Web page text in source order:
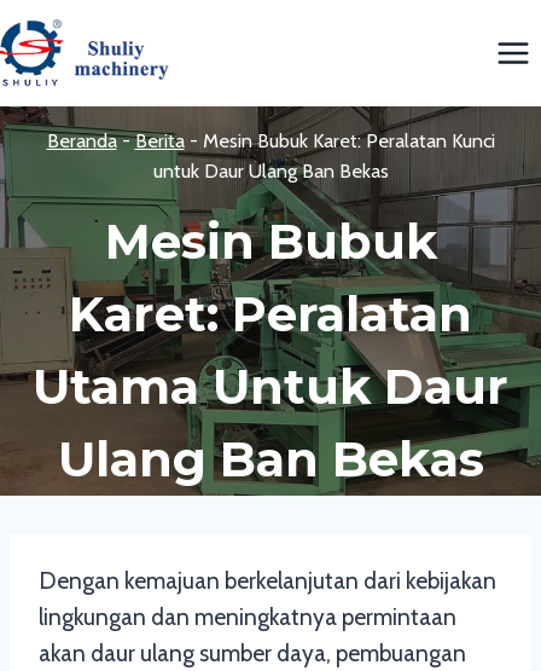
Skip
to
content
Beranda-Berita- Mesin Bubuk Karet: Peralatan Kunci
untuk Daur Ulang Ban Bekas
Mesin Bubuk
Karet: Peralatan
Utama Untuk Daur
Ulang Ban Bekas
Dengan kemajuan berkelanjutan dari kebijakan
lingkungan dan meningkatnya permintaan
akan daur ulang sumber daya, pembuangan